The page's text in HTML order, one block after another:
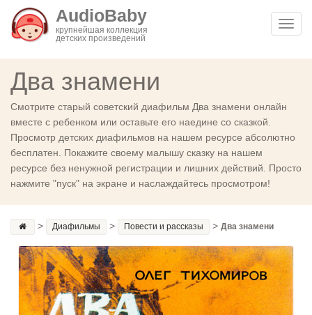
AudioBaby
крупнейшая коллекция
детских произведений
Два знамени
Смотрите старый советский диафильм Два знамени онлайн
вместе с ребенком или оставьте его наедине со сказкой.
Просмотр детских диафильмов на нашем ресурсе абсолютно
бесплатен. Покажите своему малышу сказку на нашем
ресурсе без ненужной регистрации и лишних действий. Просто
нажмите "пуск" на экране и наслаждайтесь просмотром!
> Диафильмы > Повести и рассказы > Два знамени